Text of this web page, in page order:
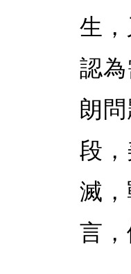
生
認
朗
段
滅
言